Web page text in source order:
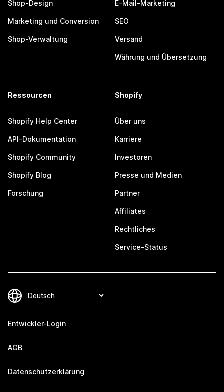
Shop-Design
Marketing und Conversion
Shop-Verwaltung
E-Mail-Marketing
SEO
Versand
Währung und Übersetzung
Ressourcen
Shopify Help Center
API-Dokumentation
Shopify Community
Shopify Blog
Forschung
Shopify
Über uns
Karriere
Investoren
Presse und Medien
Partner
Affiliates
Rechtliches
Service-Status
Entwickler-Login
AGB
Datenschutzerklärung